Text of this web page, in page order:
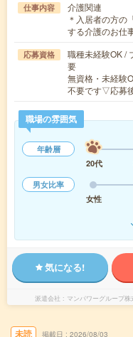
仕事内容
介護関連
＊入居者の方の
する介護のお仕
応募資格
職種未経験OK /
要
無資格・未経験
不要です▽応募
職場の雰囲気
年齢層
20代
男女比率
女性
気になる!
派遣会社 マンパワーグループ
未読 掲載日 2026/08/03